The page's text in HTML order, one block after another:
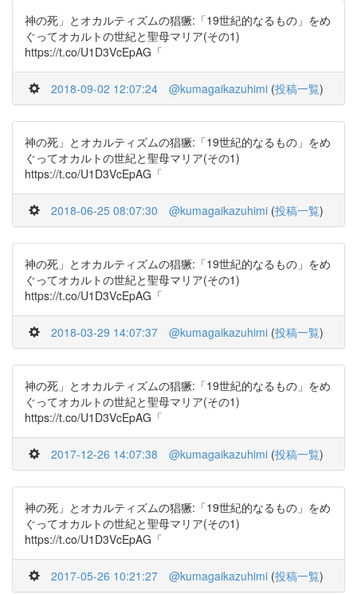
神の死」とオカルティズムの猖獗:「19世紀的なるもの」をめ
ぐってオカルトの世紀と聖母マリア(その1)
https://t.co/U1D3VcEpAG「
2018-09-02 12:07:24 @kumagaikazuhimi (投稿一覧)
神の死」とオカルティズムの猖獗:「19世紀的なるもの」をめ
ぐってオカルトの世紀と聖母マリア(その1)
https://t.co/U1D3VcEpAG「
2018-06-25 08:07:30 @kumagaikazuhimi (投稿一覧)
神の死」とオカルティズムの猖獗:「19世紀的なるもの」をめ
ぐってオカルトの世紀と聖母マリア(その1)
https://t.co/U1D3VcEpAG「
2018-03-29 14:07:37 @kumagaikazuhimi (投稿一覧)
神の死」とオカルティズムの猖獗:「19世紀的なるもの」をめ
ぐってオカルトの世紀と聖母マリア(その1)
https://t.co/U1D3VcEpAG「
2017-12-26 14:07:38 @kumagaikazuhimi (投稿一覧)
神の死」とオカルティズムの猖獗:「19世紀的なるもの」をめ
ぐってオカルトの世紀と聖母マリア(その1)
https://t.co/U1D3VcEpAG「
2017-05-26 10:21:27 @kumagaikazuhimi (投稿一覧)